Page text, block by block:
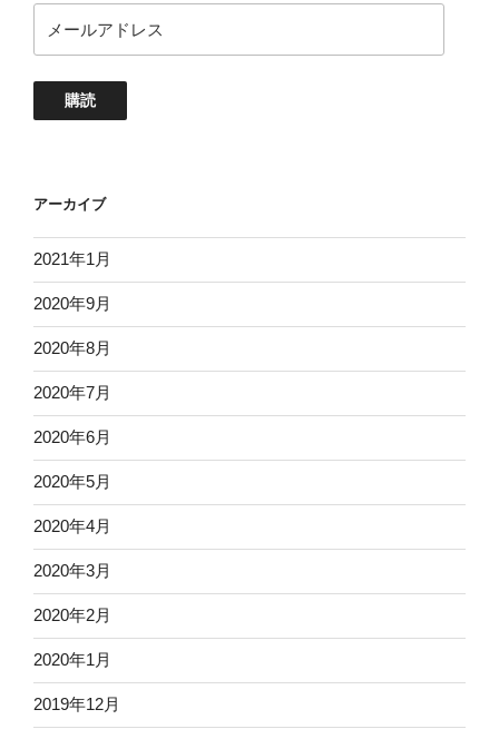
ー
ド
購読
アーカイブ
2021年1月
2020年9月
2020年8月
2020年7月
2020年6月
2020年5月
2020年4月
2020年3月
2020年2月
2020年1月
2019年12月